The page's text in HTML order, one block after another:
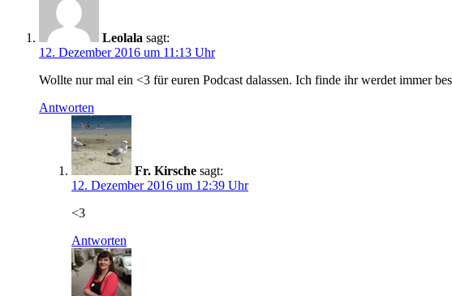
Leolala sagt:
12. Dezember 2016 um 11:13 Uhr
Wollte nur mal ein <3 für euren Podcast dalassen. Ich finde ihr werdet immer
Antworten
Fr. Kirsche sagt:
12. Dezember 2016 um 12:39 Uhr
<3
Antworten